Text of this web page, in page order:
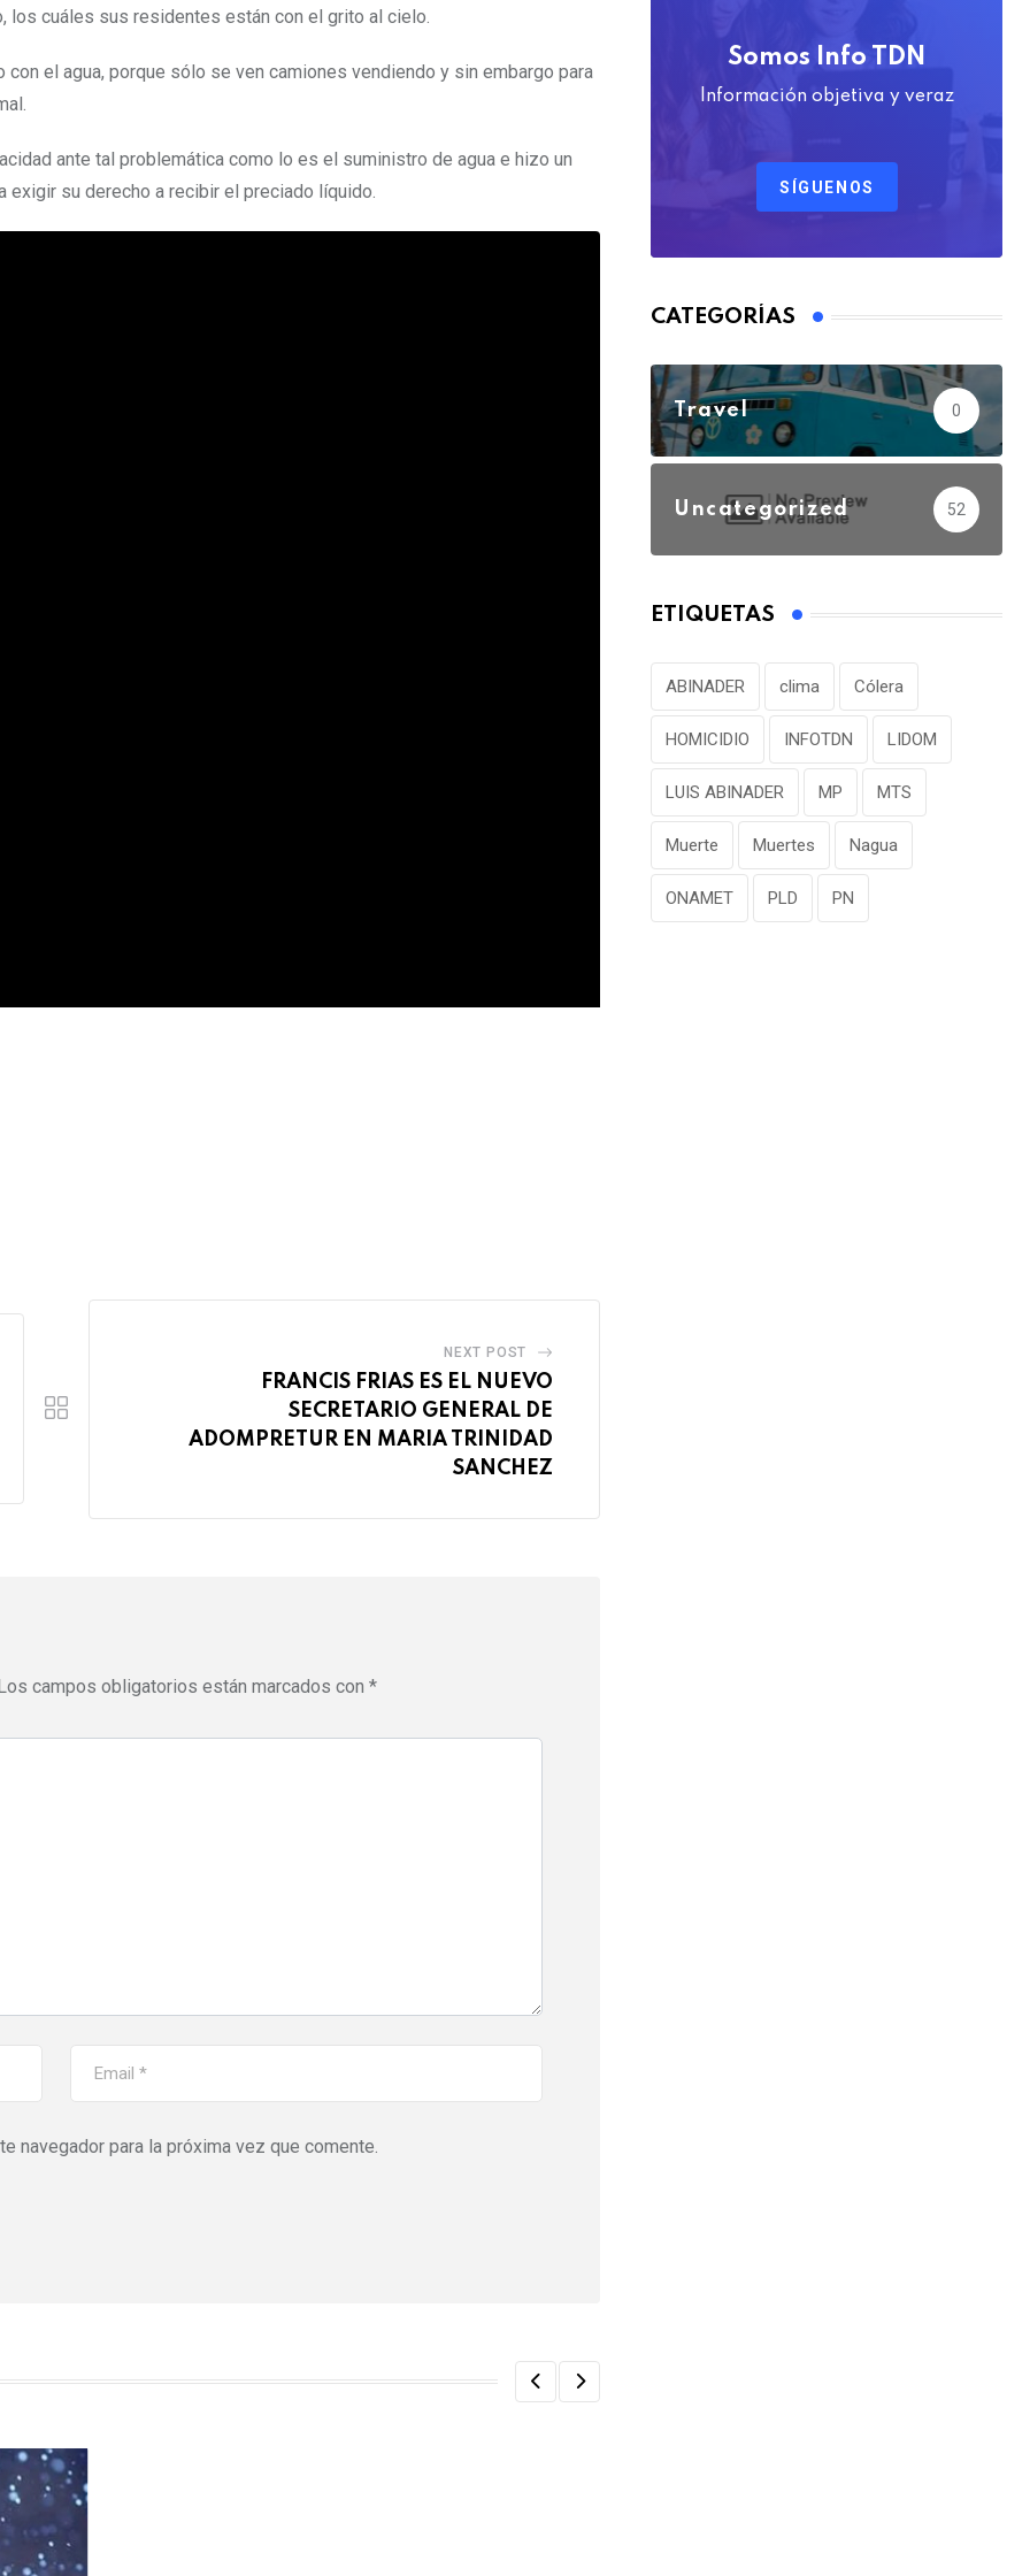
cuáles sus residentes están con el grito al cielo.
el agua, porque sólo se ven camiones vendiendo y sin embargo para
ante tal problemática como lo es el suministro de agua e hizo un
su derecho a recibir el preciado líquido.
NEXT POST
FRANCIS FRIAS ES EL NUEVO
SECRETARIO GENERAL DE
ADOMPRETUR EN MARIA TRINIDAD
SANCHEZ
campos obligatorios están marcados con *
navegador para la próxima vez que comente.
Somos Info TDN
Información objetiva y veraz
SÍGUENOS
CATEGORÍAS
Travel 0
Uncategorized 52
ETIQUETAS
ABINADER clima Cólera
HOMICIDIO INFOTDN LIDOM
LUIS ABINADER MP MTS
Muerte Muertes Nagua
ONAMET PLD PN